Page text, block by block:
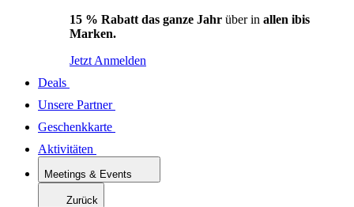
15 % Rabatt das ganze Jahr über in allen ibis
Marken.
Jetzt Anmelden
Deals
Unsere Partner
Geschenkkarte
Aktivitäten
Meetings & Events
Zurück